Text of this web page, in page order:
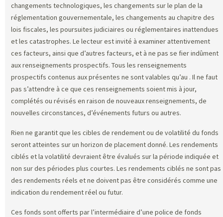
changements technologiques, les changements sur le plan de la
réglementation gouvernementale, les changements au chapitre des
lois fiscales, les poursuites judiciaires ou réglementaires inattendues
et les catastrophes. Le lecteur est invité à examiner attentivement
ces facteurs, ainsi que d’autres facteurs, et à ne pas se fier indûment
aux renseignements prospectifs. Tous les renseignements
prospectifs contenus aux présentes ne sont valables qu’au . Il ne faut
pas s’attendre à ce que ces renseignements soient mis à jour,
complétés ou révisés en raison de nouveaux renseignements, de
nouvelles circonstances, d’événements futurs ou autres.
Rien ne garantit que les cibles de rendement ou de volatilité du fonds
seront atteintes sur un horizon de placement donné. Les rendements
ciblés et la volatilité devraient être évalués sur la période indiquée et
non sur des périodes plus courtes. Les rendements ciblés ne sont pas
des rendements réels et ne doivent pas être considérés comme une
indication du rendement réel ou futur.
Ces fonds sont offerts par l’intermédiaire d’une police de fonds